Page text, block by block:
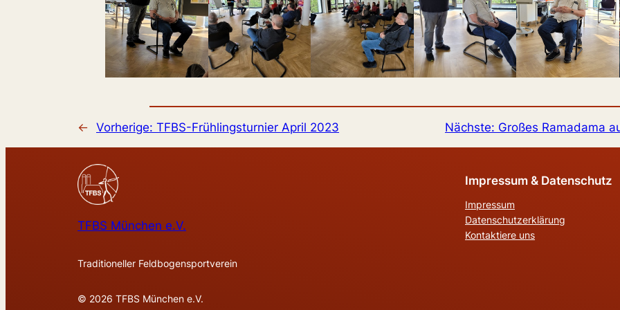
← Vorherige: TFBS-Frühlingsturnier April 2023 Nächste: Großes Ramadama
TFBS München e.V.
Traditioneller Feldbogensportverein
© 2026 TFBS München e.V.
Impressum & Datenschutz
Impressum
Datenschutzerklärung
Kontaktiere uns